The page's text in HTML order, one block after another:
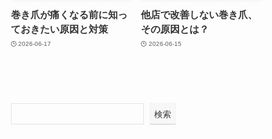
巻き爪が痛くなる前に知っ
ておきたい原因と対策
2026-06-17
他店で改善しない巻き爪、
その原因とは？
2026-06-15
検索